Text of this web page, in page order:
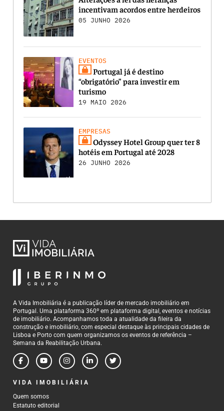
incentivam acordos entre herdeiros
05 JUNHO 2026
EVENTOS
Portugal já é destino
“obrigatório” para investir em
turismo
19 MAIO 2026
EMPRESAS
Odyssey Hotel Group quer ter 8
hotéis em Portugal até 2028
26 JUNHO 2026
A Vida Imobiliária é a publicação líder de mercado imobiliário em
Portugal. Uma plataforma 360º em plataforma digital, eventos e notícias
de imobiliário. Acompanhamos toda a atualidade da fileira da
construção e imobiliário, com especial destaque às principais cidades de
Lisboa e Porto com quem organizamos os eventos de referência –
Semana da Reabilitação Urbana.
VIDA IMOBILIÁRIA
Quem somos
Estatuto editorial